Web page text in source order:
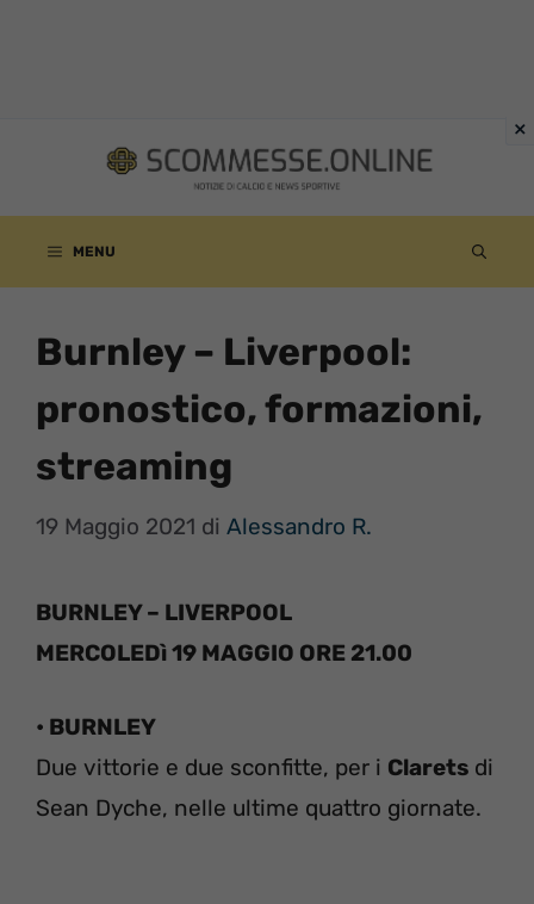
contenuto
MENU
Burnley – Liverpool:
pronostico, formazioni,
streaming
19 Maggio 2021 di Alessandro R.
BURNLEY – LIVERPOOL
MERCOLEDì 19 MAGGIO ORE 21.00
• BURNLEY
Due vittorie e due sconfitte, per i Clarets di
Sean Dyche, nelle ultime quattro giornate.